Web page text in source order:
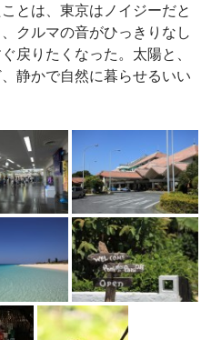
とは、東京はノイジーだと
クルマの音がひっきりなし
戻りたくなった。太陽と、
静かで自然に暮らせるいい